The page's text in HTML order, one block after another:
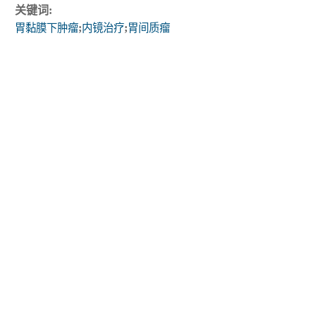
关键词:
胃黏膜下肿瘤;内镜治疗;胃间质瘤